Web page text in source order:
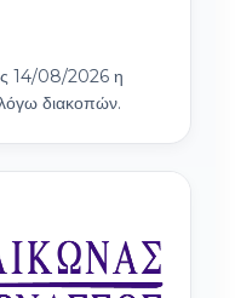
14/08/2026 η
λόγω διακοπών.